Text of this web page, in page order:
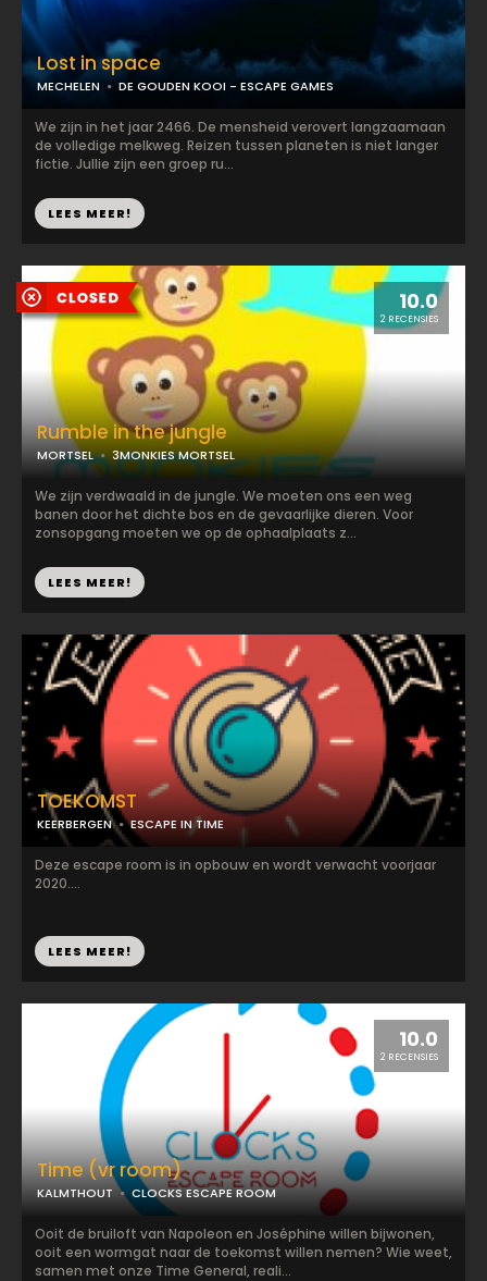
Lost in space
MECHELEN DE GOUDEN KOOI - ESCAPE GAMES
We zijn in het jaar 2466. De mensheid verovert langzaamaan
de volledige melkweg. Reizen tussen planeten is niet langer
fictie. Jullie zijn een groep ru...
LEES MEER!
10.0
2 RECENSIES
Rumble in the jungle
MORTSEL 3MONKIES MORTSEL
We zijn verdwaald in de jungle. We moeten ons een weg
banen door het dichte bos en de gevaarlijke dieren. Voor
zonsopgang moeten we op de ophaalplaats z...
LEES MEER!
TOEKOMST
KEERBERGEN ESCAPE IN TIME
Deze escape room is in opbouw en wordt verwacht voorjaar
2020....
LEES MEER!
10.0
2 RECENSIES
Time (vr room)
KALMTHOUT CLOCKS ESCAPE ROOM
Ooit de bruiloft van Napoleon en Joséphine willen bijwonen,
ooit een wormgat naar de toekomst willen nemen? Wie weet,
samen met onze Time General, reali...